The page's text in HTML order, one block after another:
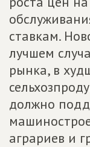
ставкам.
лучшем
рынка, в
должно
аграриев и